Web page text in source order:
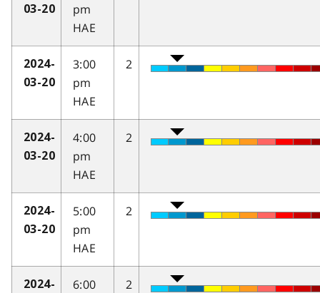
03-20
pm
HAE
2024-
03-20
3:00
pm
HAE
2
2024-
03-20
4:00
pm
HAE
2
2024-
03-20
5:00
pm
HAE
2
2024-
6:00
2